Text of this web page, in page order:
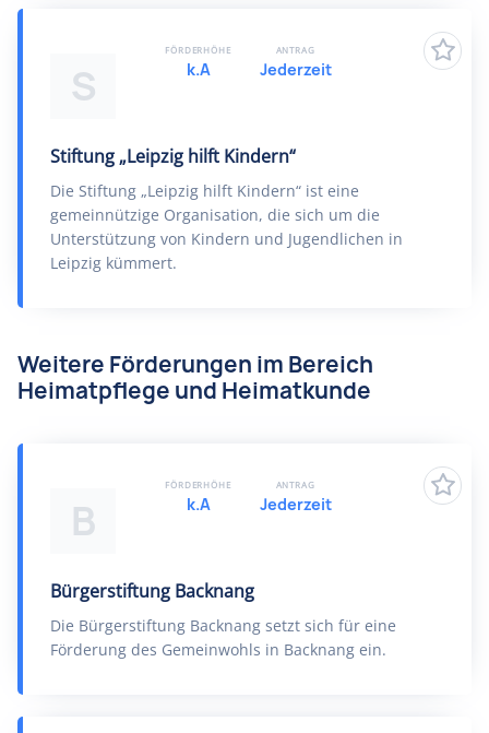
S
Stiftung „Leipzig hilft Kindern“
Die Stiftung „Leipzig hilft Kindern“ ist eine
gemeinnützige Organisation, die sich um die
Unterstützung von Kindern und Jugendlichen in
Leipzig kümmert.
FÖRDERHÖHE
k.A
ANTRAG
Jederzeit
Weitere Förderungen im Bereich
Heimatpflege und Heimatkunde
B
Bürgerstiftung Backnang
Die Bürgerstiftung Backnang setzt sich für eine
Förderung des Gemeinwohls in Backnang ein.
FÖRDERHÖHE
k.A
ANTRAG
Jederzeit